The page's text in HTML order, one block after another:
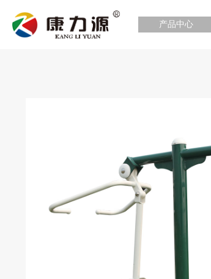
产品中心